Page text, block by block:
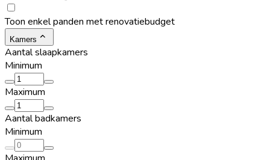
Toon enkel panden met renovatiebudget
Kamers
Aantal slaapkamers
Minimum
Maximum
Aantal badkamers
Minimum